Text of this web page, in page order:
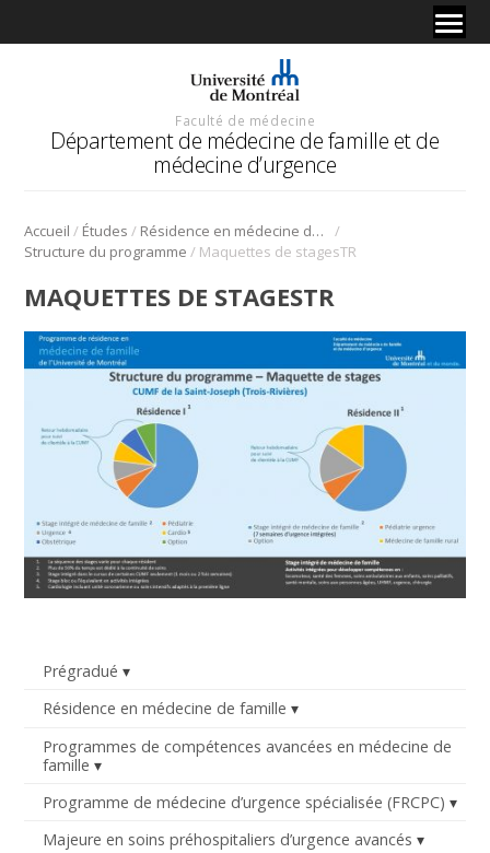
Faculté de médecine
Département de médecine de famille et de
médecine d’urgence
Accueil / Études / Résidence en médecine de famille
/
Structure du programme / Maquettes de stagesTR
Prégradué
Résidence en médecine de famille
Programmes de compétences avancées en médecine de
famille
Programme de médecine d’urgence spécialisée (FRCPC)
Majeure en soins préhospitaliers d’urgence avancés
MAQUETTES DE STAGESTR